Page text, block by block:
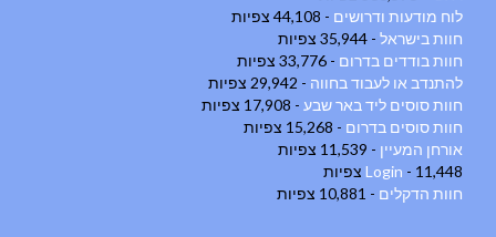
לוח מודעות ודרושים - 44,108 צפיות
חוות בישראל - 35,944 צפיות
חוות בודדים בדרום - 33,776 צפיות
להתנדב או לעבוד בחווה - 29,942 צפיות
חוות סוסים ליד באר שבע - 17,908 צפיות
חוות סוסים בדרום - 15,268 צפיות
אורחן המעיין - 11,539 צפיות
Login - 11,448 צפיות
חוות הדקלים - 10,881 צפיות